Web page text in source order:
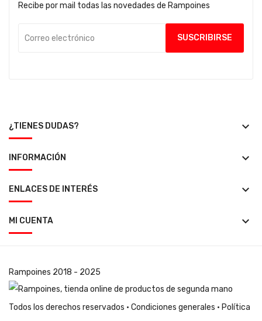
Recibe por mail todas las novedades de Rampoines
¿TIENES DUDAS? keyboard_arrow_down
INFORMACIÓN keyboard_arrow_down
ENLACES DE INTERÉS keyboard_arrow_down
MI CUENTA keyboard_arrow_down
Rampoines 2018 - 2025
Todos los derechos reservados · Condiciones generales · Política